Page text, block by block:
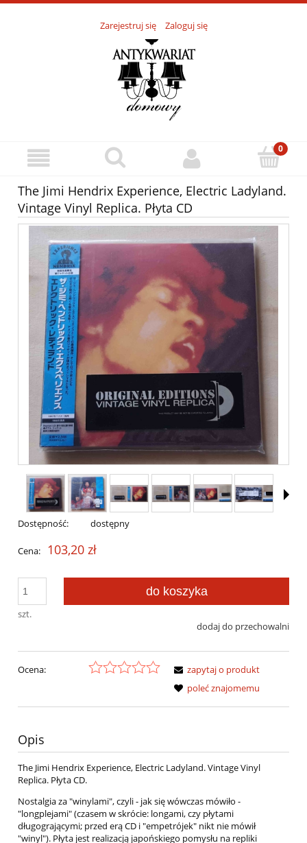
Zarejestruj się Zaloguj się
The Jimi Hendrix Experience, Electric Ladyland.
Vintage Vinyl Replica. Płyta CD
Dostępność: dostępny
Cena: 103,20 zł
szt.
do koszyka
dodaj do przechowalni
Ocena:
zapytaj o produkt
poleć znajomemu
Opis
The Jimi Hendrix Experience, Electric Ladyland. Vintage Vinyl
Replica. Płyta CD.
Nostalgia za "winylami", czyli - jak się wówczas mówiło -
"longplejami" (czasem w skrócie: longami, czy płytami
długogrającymi; przed erą CD i "empetrójek" nikt nie mówił
"winyl"). Płyta jest realizacją japońskiego pomysłu na repliki